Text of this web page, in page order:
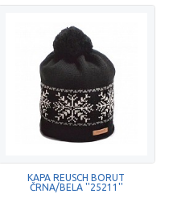
KAPA REUSCH BORUT
ČRNA/BELA ''25211''